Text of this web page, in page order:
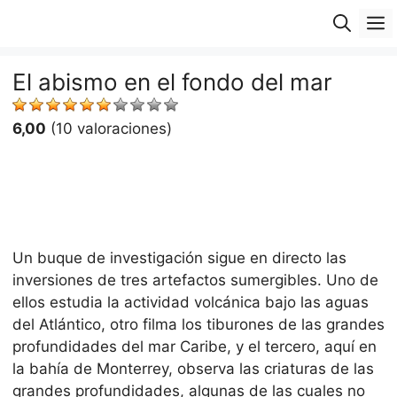
El abismo en el fondo del mar
6,00 (10 valoraciones)
Un buque de investigación sigue en directo las
inversiones de tres artefactos sumergibles. Uno de
ellos estudia la actividad volcánica bajo las aguas
del Atlántico, otro filma los tiburones de las grandes
profundidades del mar Caribe, y el tercero, aquí en
la bahía de Monterrey, observa las criaturas de las
grandes profundidades, algunas de las cuales no